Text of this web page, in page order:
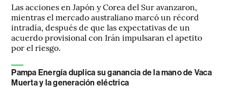
Las acciones en Japón y Corea del Sur avanzaron,
mientras el mercado australiano marcó un récord
intradía, después de que las expectativas de un
acuerdo provisional con Irán impulsaran el apetito
por el riesgo.
Pampa Energía duplica su ganancia de la mano de Vaca
Muerta y la generación eléctrica